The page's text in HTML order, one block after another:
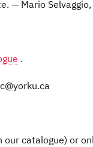
— Mario
.
catalogue) or